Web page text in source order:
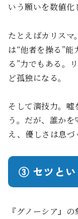
いう願いを数値化
たとえばカリス
は“他者を操る”
る”力でもある。
ど孤独になる。
そして演技力。
う。だが、誰か
え、優しさは息づ
③ セツとい
『グノーシア』